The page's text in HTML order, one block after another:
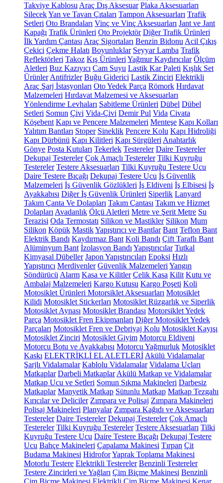
Takviye Kablosu Araç Dış Aksesuar Plaka Aksesuarları
SilecekYan ve Tavan Çıtaları Tampon Aksesuarları Trafik
Setleri Oto Brandaları Vinç ve Vinç Aksesuarları Jant ve Jant
Kapağı Trafik Ürünleri Oto Projektör Diğer Trafik Ürünleri
İlk Yardım Çantası Araç Sigortaları Benzin Bidonu Acil Çıkış
Çekici Çekme Halatı Boyunluklar Seyyar Lamba Trafik
Reflektörleri Takoz Kış Ürünleri Yağmur Kaydırıcılar Ölçüm
Aletleri Buz Kazıyıcı Cam Suyu Lastik Kar Paleti Kışlık Set
Ürünler Antifrizler Buğu Giderici Lastik Zinciri Elektrikli
Araç Şarj İstasyonları Oto Yedek Parça Römork Hırdavat
Malzemeleri Hırdavat Malzemesi ve Aksesuarları
Yönlendirme Levhaları Sabitleme Ürünleri Dübel Dübel
Setleri Somun Çivi Vida-Çivi Demir Pul Vida Civata
Köşebent Kapı ve Pencere Malzemeleri Menteşe Kapı Kolları
Yalıtım Bantları Stoper Sineklik Pencere Kolu Kapı Hidroliği
Kapı Dürbünü Kapı Kilitleri Kapı Sürgüleri Anahtarlık
Gönye Posta Kutuları Tekerlek Testereler Daire Testereler
Dekupaj Testereler Çok Amaçlı Testereler Tilki Kuyruğu
Testereler Testere Aksesuarları Tilki Kuyruğu Testere Ucu
Daire Testere Bıçağı Dekupaj Testere Ucu İş Güvenlik
Malzemeleri İş Güvenlik Gözlükleri İş Eldiveni İş Elbisesi İş
Ayakkabısı Diğer İş Güvenlik Ürünleri Siperlik Lanyard
Takım Çanta Ve Dolapları Takım Çantası Takım ve Hizmet
Dolapları Avadanlık Ölçü Aletleri Metre ve Şerit Metre Su
Terazisi Oda Termostatı Silikon ve Mastikler Silikon Mum
Silikon Köpük MastikYapıştırıcı ve Bantlar Bant Teflon Bant
Elektrik Bandı Kaydırmaz Bant Koli Bandı Çift Taraflı Bant
Alüminyum Bant İzolasyon Bandı Yapıştırıcılar Tutkal
Kimyasal Dübeller Japon Yapıştırıcıları Epoksi Hızlı
Yapıştırıcı Merdivenler Güvenlik Malzemeleri Yangın
Söndürücü Alarm Kasa ve Kilitler Çelik Kasa Kilit Kutu ve
Ambalaj Malzemeleri Kargo Kutusu Kargo Poşeti Koli
Motosiklet Ürünleri Motorsiklet Aksesuarları Motosiklet
Kilidi Motosiklet Stickerları Motosiklet Rüzgarlık ve Siperlik
Motosiklet Aynası Motosiklet Brandası Motorsiklet Yedek
Parça Motosiklet Fren Ekipmanları Diğer Motosiklet Yedek
Parçaları Motosiklet Fren ve Debriyaj Kolu Motosiklet Kayışı
Motosiklet Zinciri Motosiklet Giyim Motorcu Eldiveni
Motorcu Botu ve Ayakkabısı Motorcu Yağmurluk Motosiklet
Kaskı ELEKTRİKLİ EL ALETLERİ Akülü Vidalamalar
Şarjlı Vidalamalar Kablolu Vidalamalar Vidalama Uçları
Matkaplar Darbeli Matkaplar Akülü Matkap ve Vidalamalar
Matkap Ucu ve Setleri Somun Sıkma Makineleri Darbesiz
Matkaplar Manyetik Matkap Sütunlu Matkap Matkap Tezgahı
Kırıcılar ve Deliciler Zımpara ve Polisaj Zımpara Makineleri
Polisaj Makineleri Planyalar Zımpara Kağıdı ve Aksesuarları
Testereler Daire Testereler Dekupaj Testereler Çok Amaçlı
Testereler Tilki Kuyruğu Testereler Testere Aksesuarları Tilki
Kuyruğu Testere Ucu Daire Testere Bıçağı Dekupaj Testere
Ucu Bahçe Makineleri Çapalama Makinesi Tırpan Çit
Budama Makinesi HidroforYaprak Toplama Makinesi
Motorlu Testere Elektrikli Testereler Benzinli Testereler
Testere Zincirleri ve Yağları Çim Biçme Makinesi Benzinli
Çim Biçme Makinesi Elektrikli Çim Biçme Makinesi Kenar